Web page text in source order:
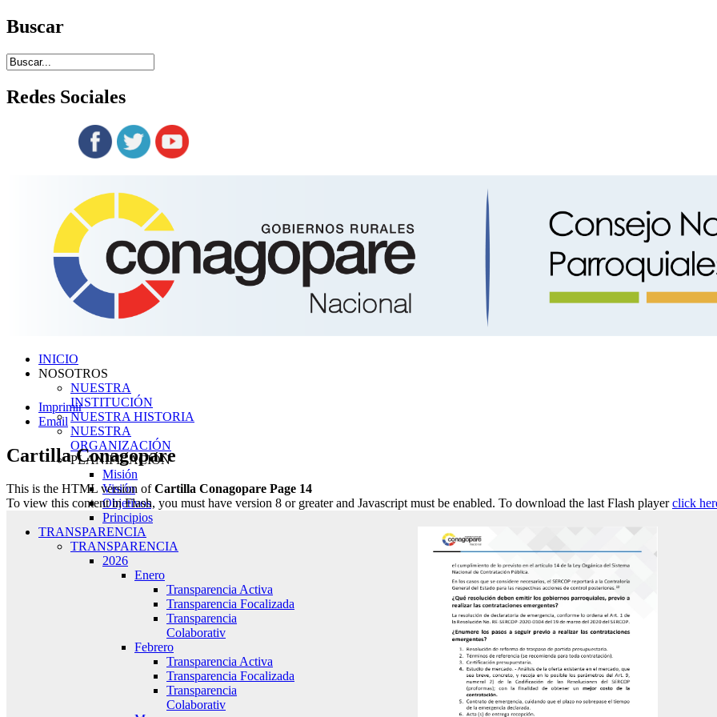
Buscar
Redes Sociales
INICIO
NOSOTROS
NUESTRA
INSTITUCIÓN
NUESTRA HISTORIA
NUESTRA
ORGANIZACIÓN
PLANIFICACIÓN
Misión
Visión
Objetivos
Principios
TRANSPARENCIA
TRANSPARENCIA
2026
Enero
Transparencia Activa
Transparencia Focalizada
Transparencia
Colaborativ
Febrero
Transparencia Activa
Transparencia Focalizada
Transparencia
Colaborativ
Imprimir
Email
Cartilla Conagopare
This is the HTML version ofCartilla Conagopare Page 14
To view this content in Flash, you must have version 8 or greater and Javascript must be enabled. To download the last Flash playerclick